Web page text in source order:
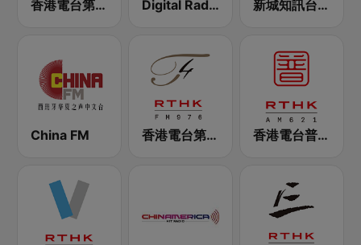
香港電台第二台 RTHK Radio 2 Digital Radio Hong Kong 新城知訊台 MetroInfo FM99.7
China FM 香港電台第四台 RTHK Radio 4 香港電台普通話台 RTHK Radio